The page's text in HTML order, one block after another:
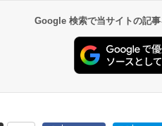
Google 検索で当サイトの記